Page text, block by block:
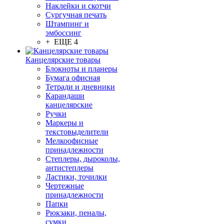
Наклейки и скотчи
Сургучная печать
Штампинг и
эмбоссинг
+ ЕЩЕ 4
Канцелярские товары
Блокноты и планеры
Бумага офисная
Тетради и дневники
Карандаши
канцелярские
Ручки
Маркеры и
текстовыделители
Мелкоофисные
принадлежности
Степлеры, дыроколы,
антистеплеры
Ластики, точилки
Чертежные
принадлежности
Папки
Рюкзаки, пеналы,
сумки